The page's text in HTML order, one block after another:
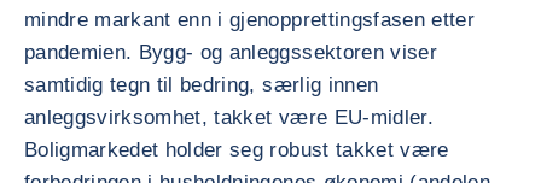
mindre markant enn i gjenopprettingsfasen etter
pandemien. Bygg- og anleggssektoren viser
samtidig tegn til bedring, særlig innen
anleggsvirksomhet, takket være EU-midler.
Boligmarkedet holder seg robust takket være